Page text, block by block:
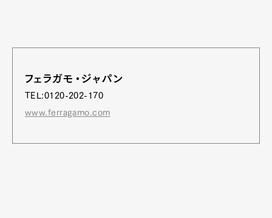
フェラガモ・ジャパン
TEL:0120-202-170
www.ferragamo.com